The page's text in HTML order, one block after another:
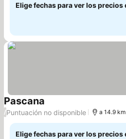
Elige fechas para ver los precios
Pascana
/Puntuación no disponible a 14.9
Elige fechas para ver los precios